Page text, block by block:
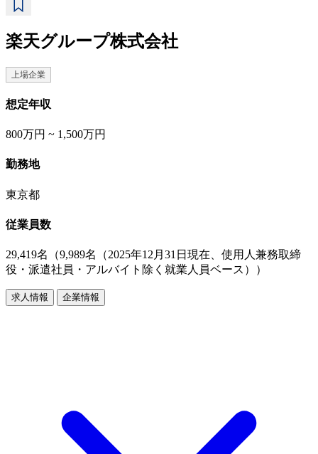
楽天グループ株式会社
上場企業
想定年収
800万円 ~ 1,500万円
勤務地
東京都
従業員数
29,419名（9,989名（2025年12月31日現在、使用人兼務取締
役・派遣社員・アルバイト除く就業人員ベース））
求人情報 企業情報